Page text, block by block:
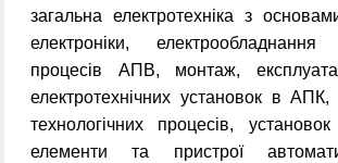
загальна електротехніка з
електроніки, електрообладнання
процесів АПВ, монтаж,
електротехнічних установок в АПК,
технологічних процесів,
елементи та пристрої